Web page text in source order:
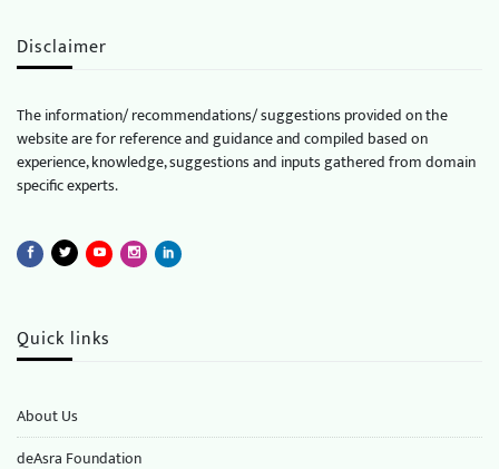
Disclaimer
The information/ recommendations/ suggestions provided on the
website are for reference and guidance and compiled based on
experience, knowledge, suggestions and inputs gathered from domain
specific experts.
Quick links
About Us
deAsra Foundation